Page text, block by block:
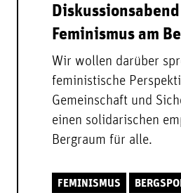
Feminismus am
Wir wollen darüber
feministische
Gemeinschaft und
einen solidarischen
Bergraum für alle.
FEMINISMUS